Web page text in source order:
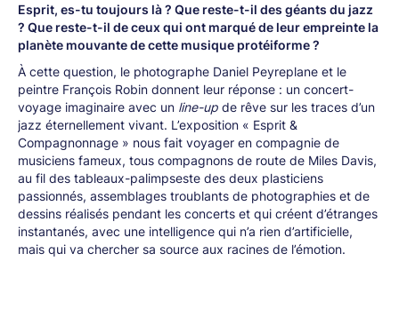
Esprit, es-tu toujours là ? Que reste-t-il des géants du jazz
? Que reste-t-il de ceux qui ont marqué de leur empreinte la
planète mouvante de cette musique protéiforme ?
À cette question, le photographe Daniel Peyreplane et le
peintre François Robin donnent leur réponse : un concert-
voyage imaginaire avec un line-up de rêve sur les traces d’un
jazz éternellement vivant. L’exposition « Esprit &
Compagnonnage » nous fait voyager en compagnie de
musiciens fameux, tous compagnons de route de Miles Davis,
au fil des tableaux-palimpseste des deux plasticiens
passionnés, assemblages troublants de photographies et de
dessins réalisés pendant les concerts et qui créent d’étranges
instantanés, avec une intelligence qui n’a rien d’artificielle,
mais qui va chercher sa source aux racines de l’émotion.